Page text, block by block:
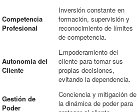
Competencia
Profesional
Inversión constante en
formación, supervisión y
reconocimiento de límites
de competencia.
Autonomía del
Cliente
Empoderamiento del
cliente para tomar sus
propias decisiones,
evitando la dependencia.
Gestión de
Poder
Conciencia y mitigación de
la dinámica de poder para